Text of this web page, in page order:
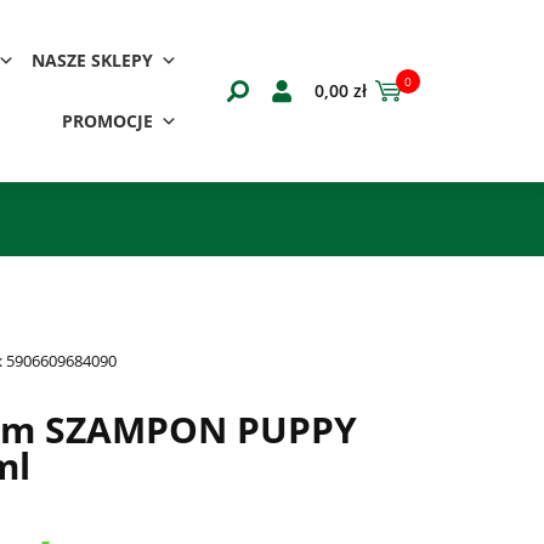
NASZE SKLEPY
PROMOCJE
0,00 zł 0
5906609684090
SZAMPON PUPPY